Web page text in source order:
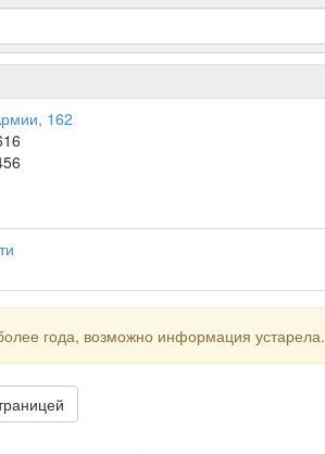
162
года, возможно информация устарела.